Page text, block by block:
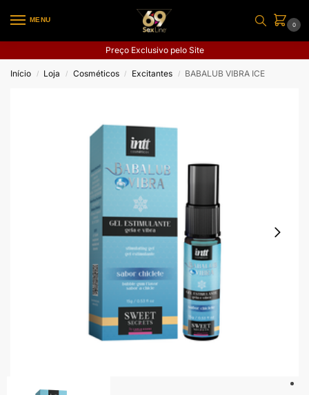
MENU
0
Preço Exclusivo pelo Site
Início / Loja / Cosméticos / Excitantes / BABALUB VIBRA ICE